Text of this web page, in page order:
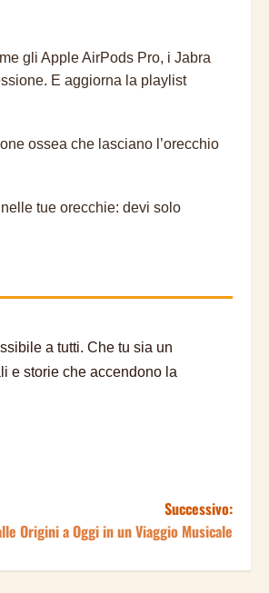
gli Apple AirPods Pro, i Jabra
E aggiorna la playlist
ossea che lasciano l’orecchio
tue orecchie: devi solo
a tutti. Che tu sia un
e storie che accendono la
Successivo:
Origini a Oggi in un Viaggio Musicale